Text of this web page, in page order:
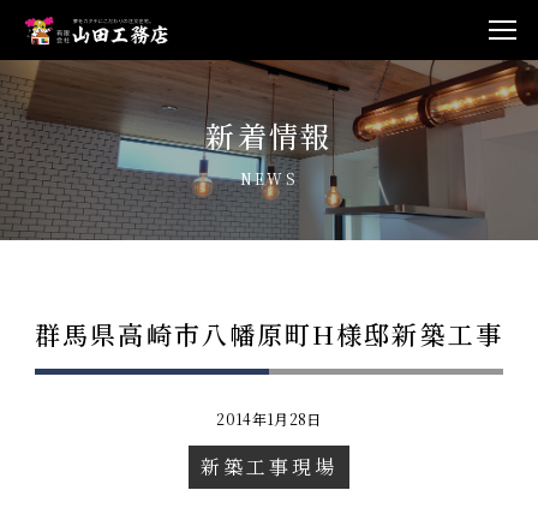
新着情報
NEWS
群馬県高崎市八幡原町H様邸新築工事
2014年1月28日
新築工事現場